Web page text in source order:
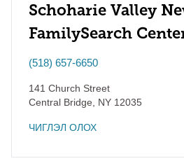
Schoharie Valley
FamilySearch
(518) 657-6650
141 Church Street
Central Bridge
NY 12035
ЧИГЛЭЛ ОЛОХ